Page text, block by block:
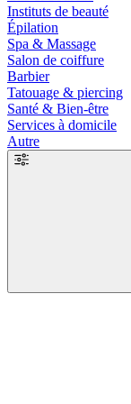
Instituts de beauté
Épilation
Spa & Massage
Salon de coiffure
Barbier
Tatouage & piercing
Santé & Bien-être
Services à domicile
Autre